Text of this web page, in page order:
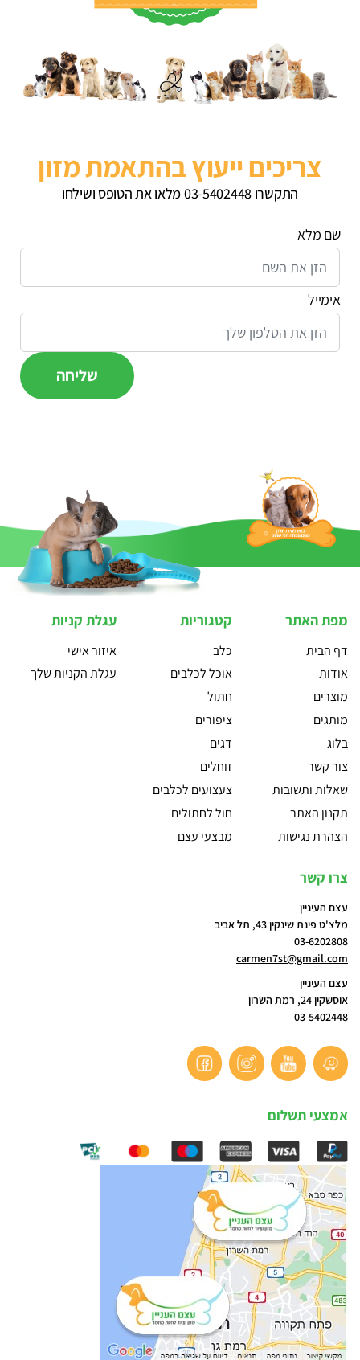
צריכים ייעוץ בהתאמת מזון
התקשרו 03-5402448 מלאו את הטופס ושילחו
שם מלא
אימייל
מפת האתר
דף הבית
אודות
מוצרים
מותגים
בלוג
צור קשר
שאלות ותשובות
תקנון האתר
הצהרת נגישות
קטגוריות
כלב
אוכל לכלבים
חתול
ציפורים
דגים
זוחלים
צעצועים לכלבים
חול לחתולים
מבצעי עצם
עגלת קניות
איזור אישי
עגלת הקניות שלך
צרו קשר
עצם העיניין
מלצ'ט פינת שינקין 43, תל אביב
03-6202808
carmen7st@gmail.com
עצם העיניין
אוסשקין 24, רמת השרון
03-5402448
אמצעי תשלום